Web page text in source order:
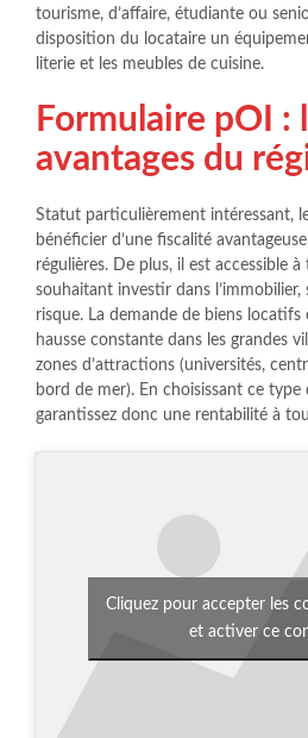
tourisme, d’affaire, étudiante ou
disposition du locataire un
literie et les meubles de cuisine.
Formulaire pOI :
avantages du
Statut particulièrement intéressant,
bénéficier d’une fiscalité
régulières. De plus, il est accessible
souhaitant investir dans l’immobilier,
risque. La demande de biens
hausse constante dans les grandes
zones d’attractions (universités,
bord de mer). En choisissant ce type
garantissez donc une rentabilité à
Cliquez pour accepter les
et activer ce